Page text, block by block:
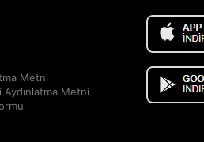
Metni
Metni